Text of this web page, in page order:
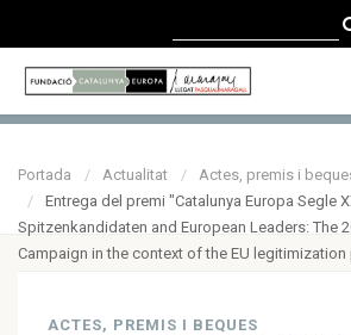
Portada Actualitat
Actes, premis i
Entrega del premi "Catalunya Europa Segle
Spitzenkandidaten and European Leaders: The
Campaign in the context of the EU
ACTES, PREMIS I BEQUES